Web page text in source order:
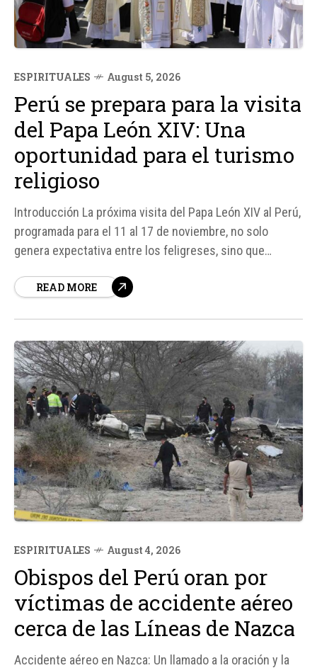
ESPIRITUALES August 5, 2026
Perú se prepara para la visita
del Papa León XIV: Una
oportunidad para el turismo
religioso
Introducción La próxima visita del Papa León XIV al Perú,
programada para el 11 al 17 de noviembre, no solo
genera expectativa entre los feligreses, sino que
su identidad como uno de los principales destinos de
READ MORE
ESPIRITUALES August 4, 2026
Obispos del Perú oran por
víctimas de accidente aéreo
cerca de las Líneas de Nazca
Accidente aéreo en Nazca: Un llamado a la oración y la